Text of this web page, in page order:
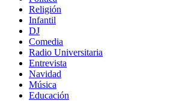
Religión
Infantil
DJ
Comedia
Radio Universitaria
Entrevista
Navidad
Música
Educación